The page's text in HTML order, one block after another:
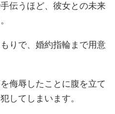
伝うほど、彼女との未来
りで、婚約指輪まで用意
侮辱したことに腹を立て
してしまいます。